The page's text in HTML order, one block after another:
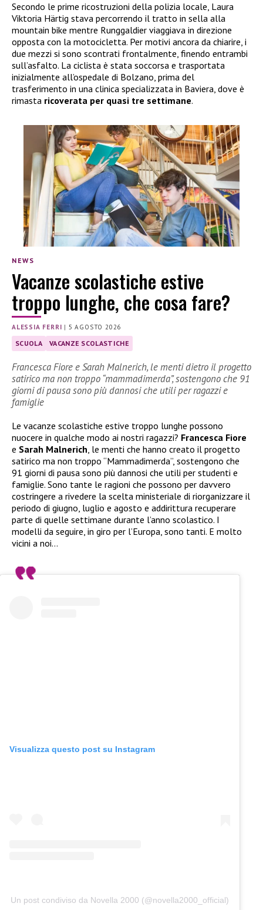
Secondo le prime ricostruzioni della polizia locale, Laura
Viktoria Härtig stava percorrendo il tratto in sella alla
mountain bike mentre Runggaldier viaggiava in direzione
opposta con la motocicletta. Per motivi ancora da chiarire, i
due mezzi si sono scontrati frontalmente, finendo entrambi
sull’asfalto. La ciclista è stata soccorsa e trasportata
inizialmente all’ospedale di Bolzano, prima del
trasferimento in una clinica specializzata in Baviera, dove è
rimasta ricoverata per quasi tre settimane.
NEWS
Vacanze scolastiche estive
troppo lunghe, che cosa fare?
ALESSIA FERRI | 5 AGOSTO 2026
SCUOLA VACANZE SCOLASTICHE
Francesca Fiore e Sarah Malnerich, le menti dietro il progetto
satirico ma non troppo “mammadimerda”, sostengono che 91
giorni di pausa sono più dannosi che utili per ragazzi e
famiglie
Le vacanze scolastiche estive troppo lunghe possono
nuocere in qualche modo ai nostri ragazzi? Francesca Fiore
e Sarah Malnerich , le menti che hanno creato il progetto
satirico ma non troppo “Mammadimerda”, sostengono che
91 giorni di pausa sono più dannosi che utili per studenti e
famiglie. Sono tante le ragioni che possono per davvero
costringere a rivedere la scelta ministeriale di riorganizzare il
periodo di giugno, luglio e agosto e addirittura recuperare
parte di quelle settimane durante l’anno scolastico. I
modelli da seguire, in giro per l’Europa, sono tanti. E molto
vicini a noi…
Visualizza questo post su Instagram
Un post condiviso da Novella 2000 (@novella2000_official)